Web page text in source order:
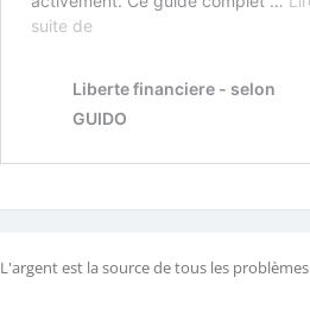
L'argent est la source de tous les problèmes